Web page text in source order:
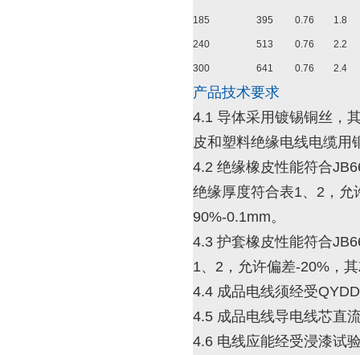
185 395 0.76 1.8
240 513 0.76 2.2
300 641 0.76 2.4
产品技术要求
4.1 导体采用镀锡铜丝，
皮和塑料绝缘电线电缆用
4.2 绝缘橡皮性能符合
绝缘厚度符合表1、2，
90%-0.1mm。
4.3 护套橡皮性能符合
1、2，允许偏差-20%，
4.4 成品电线须经受
4.5 成品电线导电线芯直
4.6 电线应能经受浸漆试